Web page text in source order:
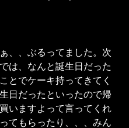
、、ぶるってました。次
は、なんと誕生日だった
とでケーキ持ってきてく
日だったといったので帰
いますよって言ってくれ
てもらったり、、、みん